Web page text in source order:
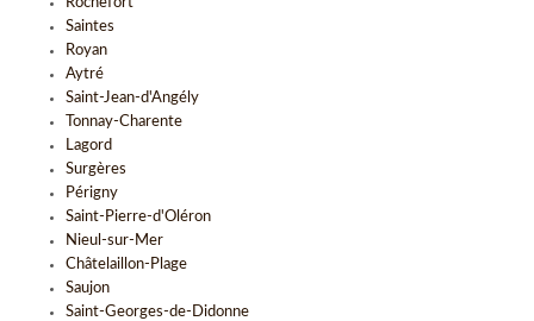
Saintes
Royan
Aytré
Saint-Jean-d'Angély
Tonnay-Charente
Lagord
Surgères
Périgny
Saint-Pierre-d'Oléron
Nieul-sur-Mer
Châtelaillon-Plage
Saujon
Saint-Georges-de-Didonne